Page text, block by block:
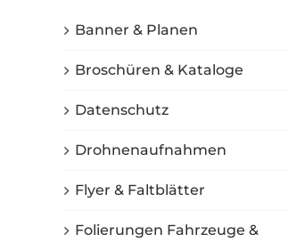
Fahrzeugfolierung
Banner & Planen
Broschüren & Kataloge
Datenschutz
Drohnenaufnahmen
Flyer & Faltblätter
Folierungen Fahrzeuge &